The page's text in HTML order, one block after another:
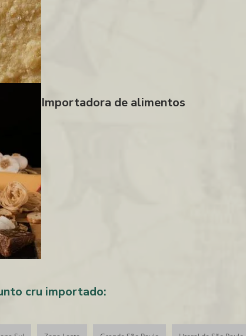
Importadora de alimentos
cru importado: